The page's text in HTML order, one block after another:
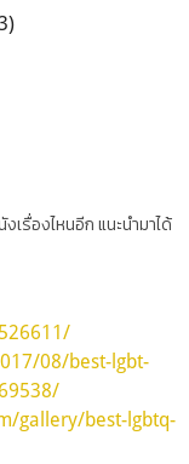
เรื่องไหนอีก แนะนำมาได้
08/best-lgbt-
gallery/best-lgbtq-